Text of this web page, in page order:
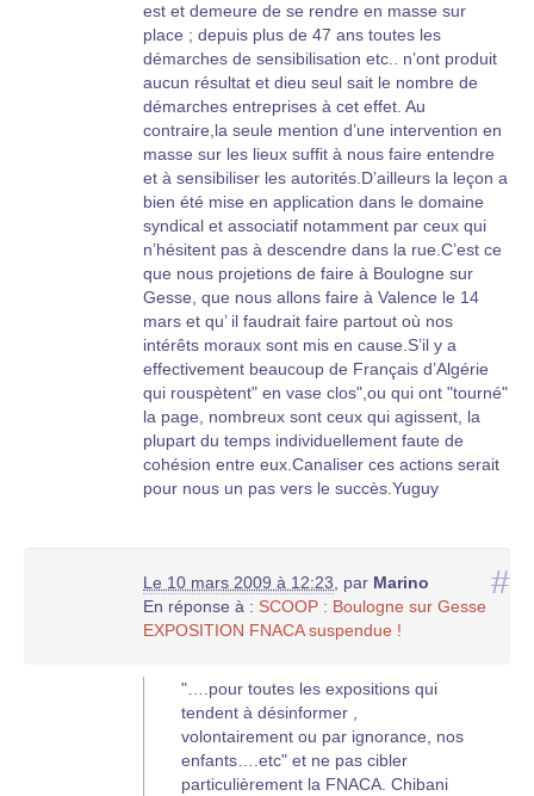
est et demeure de se rendre en masse sur
place ; depuis plus de 47 ans toutes les
démarches de sensibilisation etc.. n’ont produit
aucun résultat et dieu seul sait le nombre de
démarches entreprises à cet effet. Au
contraire,la seule mention d’une intervention en
masse sur les lieux suffit à nous faire entendre
et à sensibiliser les autorités.D’ailleurs la leçon a
bien été mise en application dans le domaine
syndical et associatif notamment par ceux qui
n’hésitent pas à descendre dans la rue.C’est ce
que nous projetions de faire à Boulogne sur
Gesse, que nous allons faire à Valence le 14
mars et qu’ il faudrait faire partout où nos
intérêts moraux sont mis en cause.S’il y a
effectivement beaucoup de Français d’Algérie
qui rouspètent" en vase clos",ou qui ont "tourné"
la page, nombreux sont ceux qui agissent, la
plupart du temps individuellement faute de
cohésion entre eux.Canaliser ces actions serait
pour nous un pas vers le succès.Yuguy
#
Le 10 mars 2009 à 12:23, par Marino
En réponse à : SCOOP : Boulogne sur Gesse
EXPOSITION FNACA suspendue !
"….pour toutes les expositions qui
tendent à désinformer ,
volontairement ou par ignorance, nos
enfants….etc" et ne pas cibler
particulièrement la FNACA. Chibani